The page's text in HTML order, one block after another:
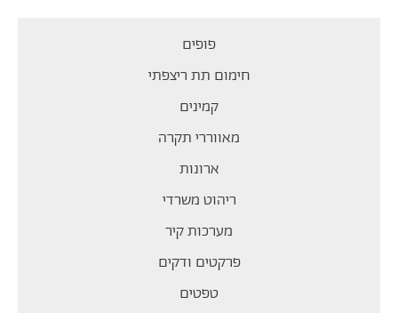
פופים
חימום תת ריצפתי
קמינים
מאווררי תקרה
ארונות
ריהוט משרדי
מערכות קיר
פרקטים ודקים
טפטים